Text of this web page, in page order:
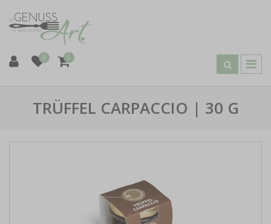
0 0
TRÜFFEL CARPACCIO | 30 G